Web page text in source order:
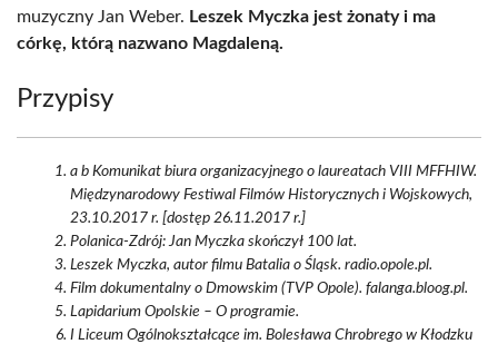
muzyczny Jan Weber. Leszek Myczka jest żonaty i ma
córkę, którą nazwano Magdaleną.
Przypisy
a b Komunikat biura organizacyjnego o laureatach VIII MFFHIW.
Międzynarodowy Festiwal Filmów Historycznych i Wojskowych,
23.10.2017 r. [dostęp 26.11.2017 r.]
Polanica-Zdrój: Jan Myczka skończył 100 lat.
Leszek Myczka, autor filmu Batalia o Śląsk. radio.opole.pl.
Film dokumentalny o Dmowskim (TVP Opole). falanga.bloog.pl.
Lapidarium Opolskie – O programie.
I Liceum Ogólnokształcące im. Bolesława Chrobrego w Kłodzku